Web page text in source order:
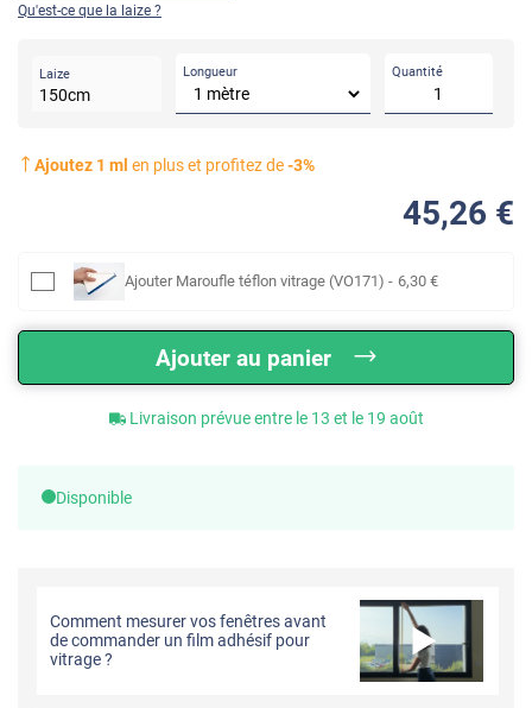
Qu'est-ce que la laize ?
Laize
150cm
Longueur Quantité
Ajoutez 1 ml en plus et profitez de-3%
45,26 €
Ajouter Maroufle téflon vitrage (VO171) - 6,30 €
Ajouter au panier
Livraison prévue entre le 13 et le 19 août
Disponible
Comment mesurer vos fenêtres avant
de commander un film adhésif pour
vitrage ?